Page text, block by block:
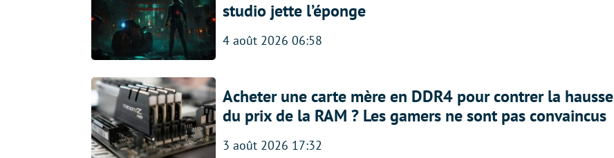
studio jette l’éponge
4 août 2026 06:58
Acheter une carte mère en DDR4 pour contrer la hausse
du prix de la RAM ? Les gamers ne sont pas convaincus
3 août 2026 17:32